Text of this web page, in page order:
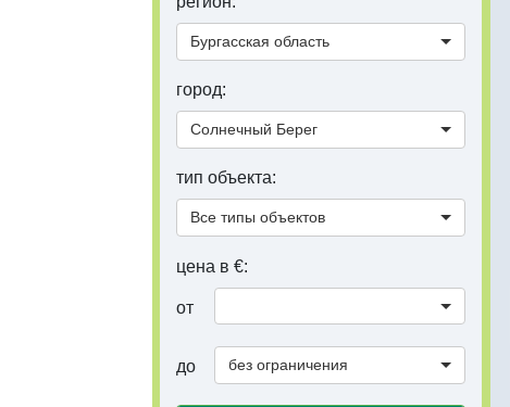
Бургасская область
город:
Солнечный Берег
тип объекта:
Все типы объектов
цена в €:
от
до без ограничения